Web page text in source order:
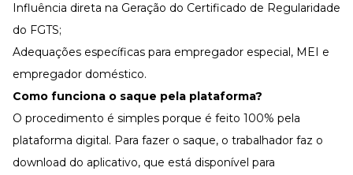
Influência direta na Geração do Certificado de Regularidade
do FGTS;
Adequações específicas para empregador especial, MEI e
empregador doméstico.
Como funciona o saque pela plataforma?
O procedimento é simples porque é feito 100% pela
plataforma digital. Para fazer o saque, o trabalhador faz o
download do aplicativo, que está disponível para